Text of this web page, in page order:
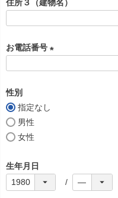
須
住所３（建物名）
お電話番号
性別
指定なし
男性
女性
生年月日